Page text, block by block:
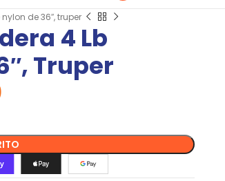
de 36″, truper
4 Lb
Truper